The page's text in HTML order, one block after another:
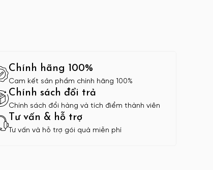
Chính hãng 100%
Cam kết sản phẩm chính hãng 100%
Chính sách đổi trả
Chính sách đổi hàng và tích điểm thành viên
Tư vấn & hỗ trợ
Tư vấn và hỗ trợ gói quà miễn phí